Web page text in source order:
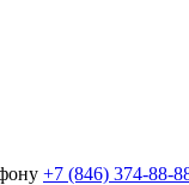
+7 (846) 374-88-